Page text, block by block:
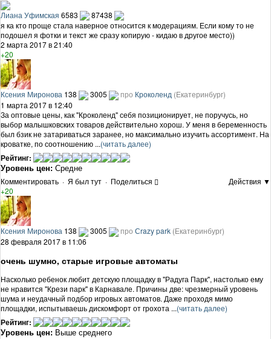
Лиана Уфимская 6583
87438
я ка кто проще стала наверное относится к модерациям. Если кому то не
подошел я фотки и текст же сразу копирую - кидаю в другое место))
2 марта 2017 в 21:40
+20
Ксения Миронова 138 3005 про Кроколенд (Екатеринбург)
1 марта 2017 в 12:40
За оптовые цены, как "Кроколенд" себя позиционирует, не поручусь, но
выбор малышковских товаров действительно хорош. У меня в беременность
был бзик не затариваться заранее, но максимально изучить ассортимент. На
кроватке, по соотношению ...(читать далее)
Рейтинг:
Уровень цен: Средне
Комментировать · Я был тут · Поделиться
Действия ▼
+20
Ксения Миронова 138 3005 про Сrazy park (Екатеринбург)
28 февраля 2017 в 11:06
очень шумно, старые игровые автоматы
Насколько ребенок любит детскую площадку в "Радуга Парк", настолько ему
не нравится "Крези парк" в Карнавале. Причины две: чрезмерный уровень
шума и неудачный подбор игровых автоматов. Даже проходя мимо
площадки, испытываешь дискомфорт от грохота ...(читать далее)
Рейтинг:
Уровень цен: Выше среднего